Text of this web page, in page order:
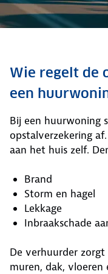
Wie regelt de
een
Bij een huurwoning
opstalverzekering
aan het huis zelf.
Brand
Storm en hagel
Lekkage
Inbraakschade
De verhuurder
muren, dak, vloeren